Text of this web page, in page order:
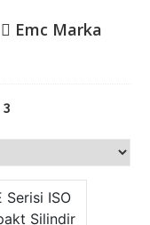
Emc Marka
3